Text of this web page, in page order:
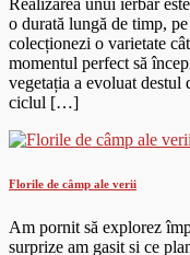
Realizarea unui ierbar
o durată lungă de timp,
colecționezi o varietate
momentul perfect să
vegetația a evoluat destul
ciclul […]
Florile de câmp ale verii
Am pornit să explorez
surprize am gasit si ce